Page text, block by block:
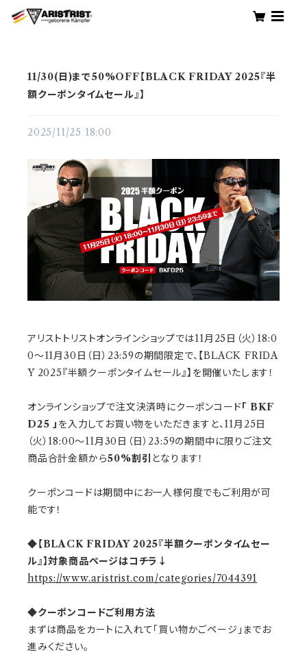
11/30(日)まで50%OFF【BLACK FRIDAY 2025『半
額クーポンタイムセール』】
2025/11/25 18:00
アリストトリストオンラインショップでは11月25日（火）18:0
0～11月30日（日）23:59の期間限定で、【BLACK FRIDA
Y 2025『半額クーポンタイムセール』】を開催いたします！
オンラインショップで注文決済時にクーポンコード「 BKF
D25 」 を入力してお買い物をいただきますと、11月25日
（火）18:00～11月30日（日）23:59の期間中に限りご注文
商品合計金額から50%割引 となります！
クーポンコードは期間中にお一人様何度でもご利用が可
能です！
◆【BLACK FRIDAY 2025『半額クーポンタイムセー
ル』】対象商品ページはコチラ↓
https://www.aristrist.com/categories/7044391
◆クーポンコードご利用方法
まずは商品をカートに入れて「買い物かごページ」までお
進みください。